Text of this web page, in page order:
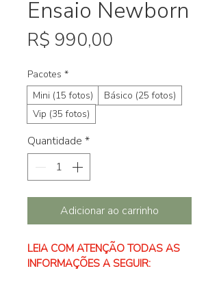
Ensaio Newborn
R$ 990,00
Pacotes *
Mini (15 fotos)
Básico (25 fotos)
Vip (35 fotos)
Quantidade *
Adicionar ao carrinho
LEIA COM ATENÇÃO TODAS AS
INFORMAÇÕES A SEGUIR: